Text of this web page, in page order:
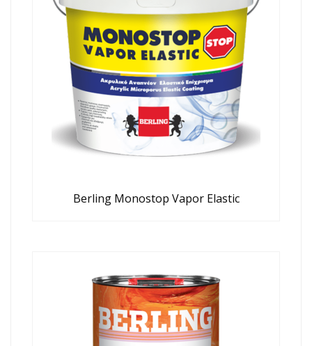
Berling Monostop Vapor Elastic